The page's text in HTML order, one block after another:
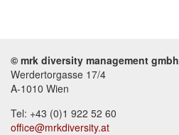
© mrk diversity management gmbh
Werdertorgasse 17/4
A-1010 Wien
Tel: +43 (0)1 922 52 60
office@mrkdiversity.at